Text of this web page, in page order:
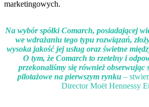
marketingowych.
Na wybór spółki Comarch, posiadającej
we wdrażaniu tego typu rozwiązań,
wysoka jakość jej usług oraz świetne
O tym, że Comarch to rzetelny i
przekonaliśmy się również obserwując
pilotażowe na pierwszym rynku –
Director Moët Hennessy